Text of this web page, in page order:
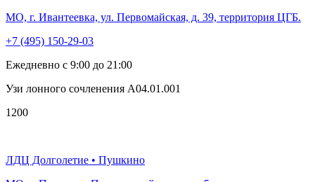
МО, г. Ивантеевка, ул. Первомайская, д. 39, территория ЦГБ.
+7 (495) 150-29-03
Ежедневно с 9:00 до 21:00
Узи лонного сочленения A04.01.001
1200
ЛДЦ Долголетие • Пушкино